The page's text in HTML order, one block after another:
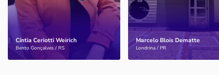
Cíntia Ceriotti Weirich
Bento Gonçalves / RS
Saiba mais
Marcelo Blois Dematte
Londrina / PR
Saiba mais